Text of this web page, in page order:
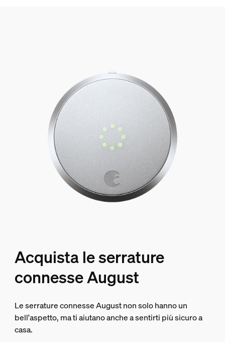
Acquista le serrature
connesse August
Le serrature connesse August non solo hanno un
bell'aspetto, ma ti aiutano anche a sentirti più sicuro a
casa.